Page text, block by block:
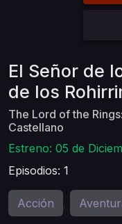
El Señor de
de los
The Lord of the
Castellano
Estreno: 05 de
Episodios: 1
Acción